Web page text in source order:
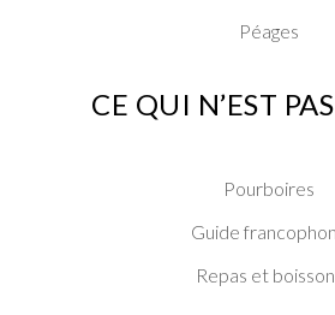
Péages
CE QUI N’EST
Pourboires
Guide
Repas et